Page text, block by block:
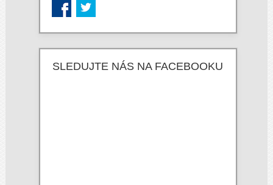
SLEDUJTE NÁS NA FACEBOOKU